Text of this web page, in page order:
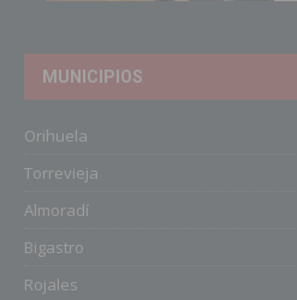
MUNICIPIOS
Orihuela
Torrevieja
Almoradí
Bigastro
Rojales